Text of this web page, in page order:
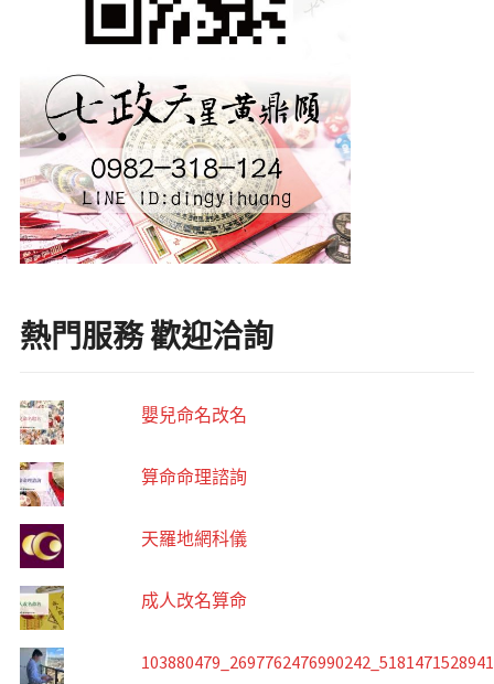
熱門服務 歡迎洽詢
嬰兒命名改名
算命命理諮詢
天羅地網科儀
成人改名算命